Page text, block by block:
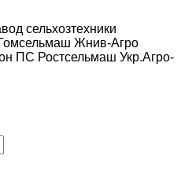
сельхозтехники
Жнив-Агро
ПС Ростсельмаш Укр.Агро-